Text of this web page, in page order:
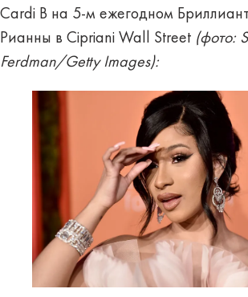
Cardi B на 5-м ежегодном
Рианны в Cipriani Wall Street (фото:
Ferdman/Getty Images):